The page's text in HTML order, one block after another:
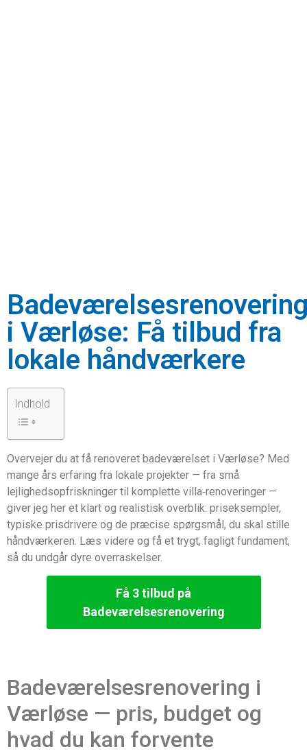
i Værløse: Få tilbud fra
lokale håndværkere
Indhold
Overvejer du at få renoveret badeværelset i Værløse? Med
mange års erfaring fra lokale projekter — fra små
lejlighedsopfriskninger til komplette villa‑renoveringer —
giver jeg her et klart og realistisk overblik: priseksempler,
typiske prisdrivere og de præcise spørgsmål, du skal stille
håndværkeren. Læs videre og få et trygt, fagligt fundament,
så du undgår dyre overraskelser.
Få 3 tilbud på
Badeværelsesrenovering
Badeværelsesrenovering i
Værløse — pris, budget og
hvad du kan forvente